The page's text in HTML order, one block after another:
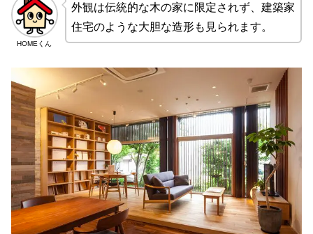
HOMEくん
外観は伝統的な木の家に限定されず、建築家
住宅のような大胆な造形も見られます。